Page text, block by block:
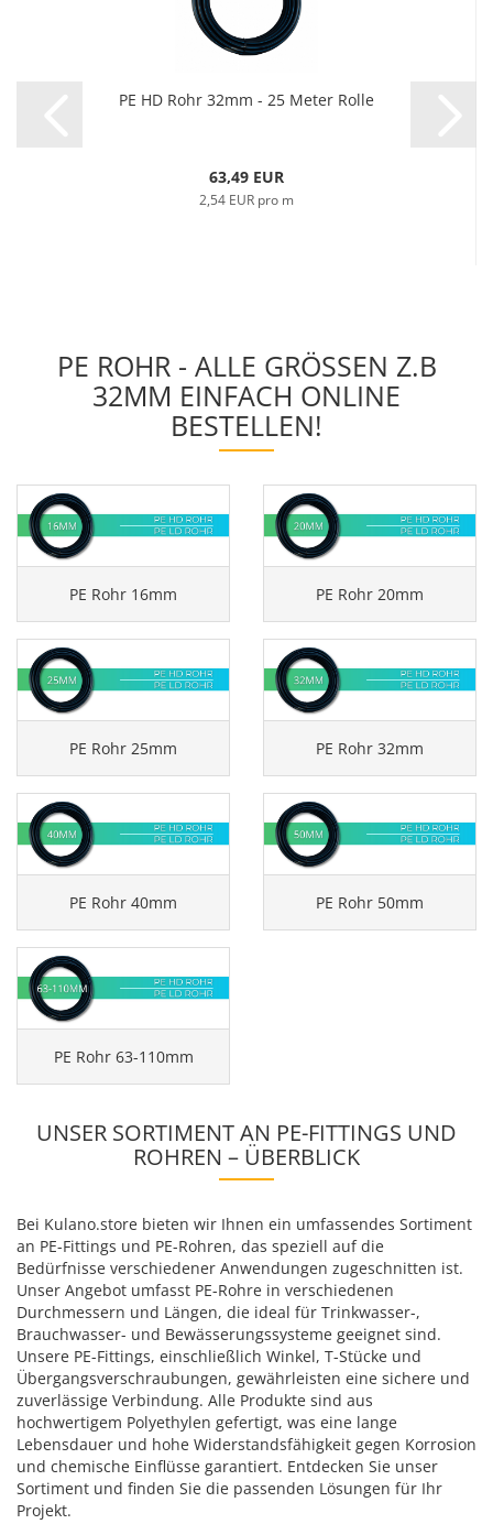
PE HD Rohr 32mm - 25 Meter Rolle
63,49 EUR
2,54 EUR pro m
PE ROHR - ALLE GRÖSSEN Z.B 3
2MM EINFACH ONLINE B
ESTELLEN!
PE Rohr 16mm PE Rohr 20mm
PE Rohr 25mm PE Rohr 32mm
PE Rohr 40mm PE Rohr 50mm
PE Rohr 63-110mm
UNSER SORTIMENT AN PE-FITTINGS UND
ROHREN – ÜBERBLICK
Bei Kulano.store bieten wir Ihnen ein umfassendes Sortiment
an PE-Fittings und PE-Rohren, das speziell auf die
Bedürfnisse verschiedener Anwendungen zugeschnitten ist.
Unser Angebot umfasst PE-Rohre in verschiedenen
Durchmessern und Längen, die ideal für Trinkwasser-,
Brauchwasser- und Bewässerungssysteme geeignet sind.
Unsere PE-Fittings, einschließlich Winkel, T-Stücke und
Übergangsverschraubungen, gewährleisten eine sichere und
zuverlässige Verbindung. Alle Produkte sind aus
hochwertigem Polyethylen gefertigt, was eine lange
Lebensdauer und hohe Widerstandsfähigkeit gegen Korrosion
und chemische Einflüsse garantiert. Entdecken Sie unser
Sortiment und finden Sie die passenden Lösungen für Ihr
Projekt.